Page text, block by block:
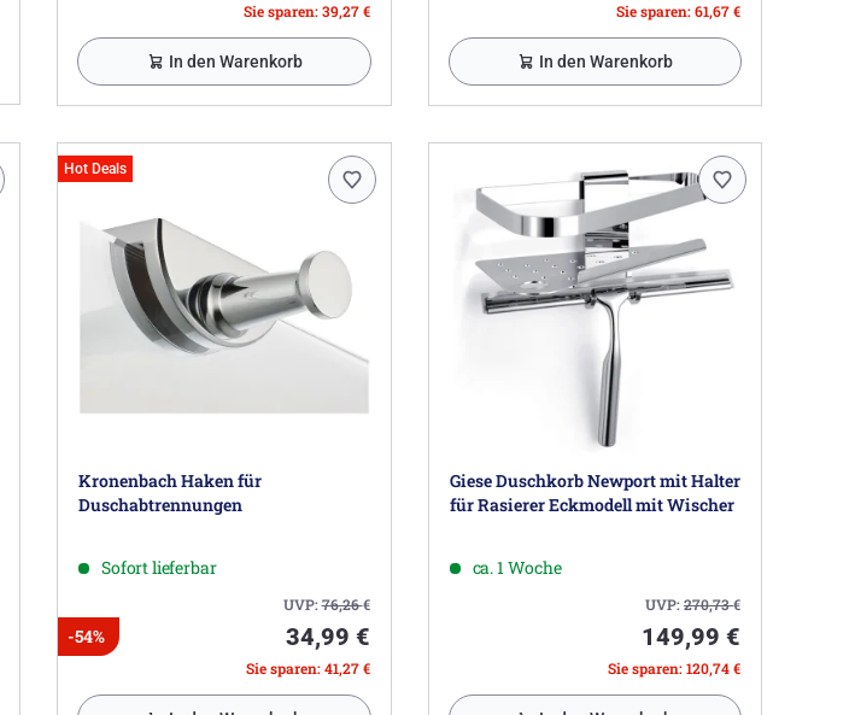
Sie sparen: 39,27 €
In den Warenkorb
Sie sparen: 61,67 €
In den Warenkorb
Hot Deals
Kronenbach Haken für
Duschabtrennungen
Sofort lieferbar
UVP:76,26€
-54% 34,99 €
Sie sparen: 41,27 €
Giese Duschkorb Newport mit Halter
für Rasierer Eckmodell mit Wischer
ca. 1 Woche
UVP:270,73€
149,99 €
Sie sparen: 120,74 €